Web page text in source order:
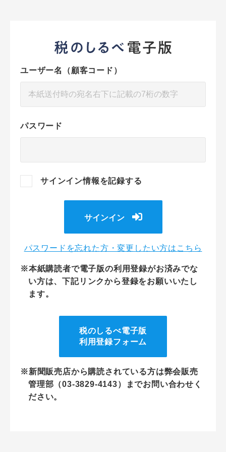
ユーザー名（顧客コード）
パスワード
サインイン情報を記録する
サインイン
パスワードを忘れた方・変更したい方はこちら
※本紙購読者で電子版の利用登録がお済みでな
い方は、下記リンクから登録をお願いいたし
ます。
税のしるべ電子版
利用登録フォーム
※新聞販売店から購読されている方は弊会販売
管理部（03-3829-4143）までお問い合わせく
ださい。